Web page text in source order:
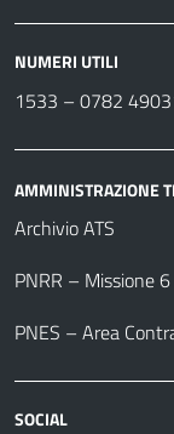
NUMERI UTILI
1533 – 0782
AMMINISTRAZIONE
Archivio ATS
PNRR – Missione
PNES – Area
SOCIAL